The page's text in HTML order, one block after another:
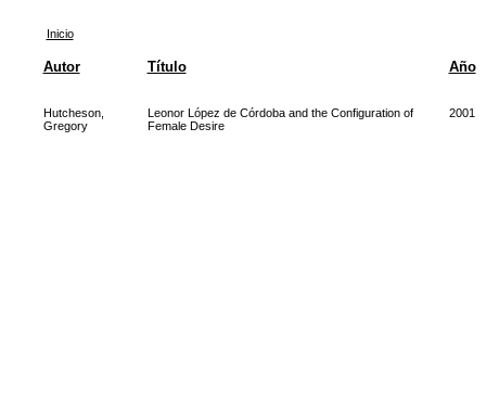
Inicio
Autor Título Año
Hutcheson,
Gregory
Leonor López de Córdoba and the Configuration of
Female Desire
2001